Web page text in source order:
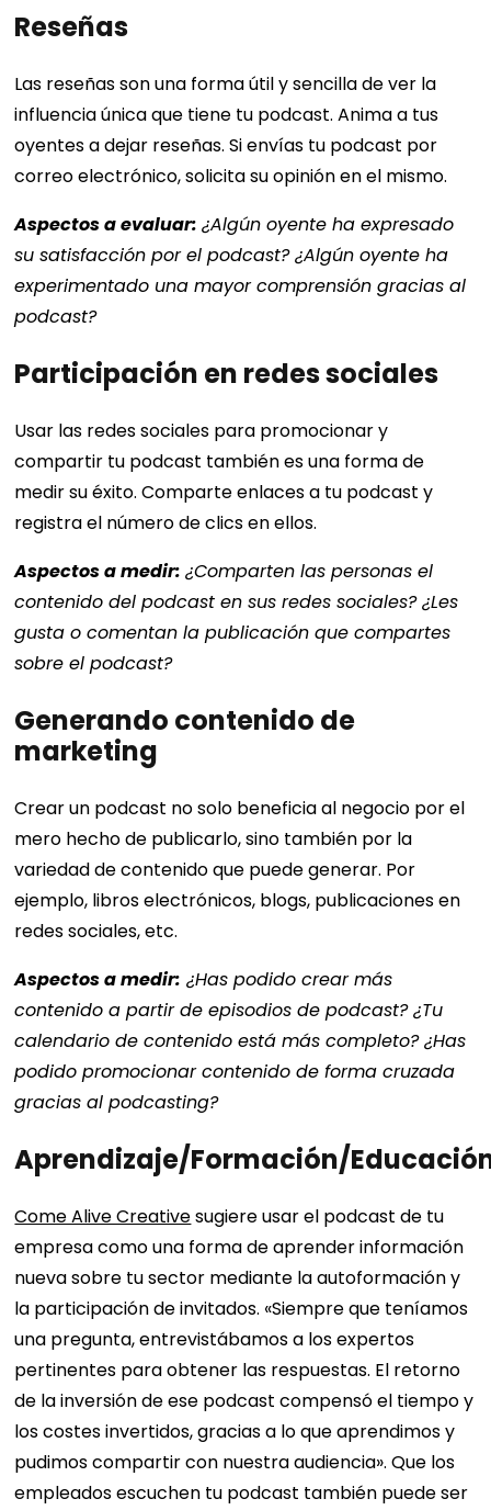
Reseñas
Las reseñas son una forma útil y sencilla de ver la
influencia única que tiene tu podcast. Anima a tus
oyentes a dejar reseñas. Si envías tu podcast por
correo electrónico, solicita su opinión en el mismo.
Aspectos a evaluar:¿Algún oyente ha expresado
su satisfacción por el podcast? ¿Algún oyente ha
experimentado una mayor comprensión gracias al
podcast?
Participación en redes sociales
Usar las redes sociales para promocionar y
compartir tu podcast también es una forma de
medir su éxito. Comparte enlaces a tu podcast y
registra el número de clics en ellos.
Aspectos a medir:¿Comparten las personas el
contenido del podcast en sus redes sociales? ¿Les
gusta o comentan la publicación que compartes
sobre el podcast?
Generando contenido de
marketing
Crear un podcast no solo beneficia al negocio por el
mero hecho de publicarlo, sino también por la
variedad de contenido que puede generar. Por
ejemplo, libros electrónicos, blogs, publicaciones en
redes sociales, etc.
Aspectos a medir: ¿Has podido crear más
contenido a partir de episodios de podcast? ¿Tu
calendario de contenido está más completo? ¿Has
podido promocionar contenido de forma cruzada
gracias al podcasting?
Aprendizaje/Formación/
Come Alive Creativesugiere usar el podcast de tu
empresa como una forma de aprender información
nueva sobre tu sector mediante la autoformación y
la participación de invitados. «Siempre que teníamos
una pregunta, entrevistábamos a los expertos
pertinentes para obtener las respuestas. El retorno
de la inversión de ese podcast compensó el tiempo y
los costes invertidos, gracias a lo que aprendimos y
pudimos compartir con nuestra audiencia». Que los
empleados escuchen tu podcast también puede ser